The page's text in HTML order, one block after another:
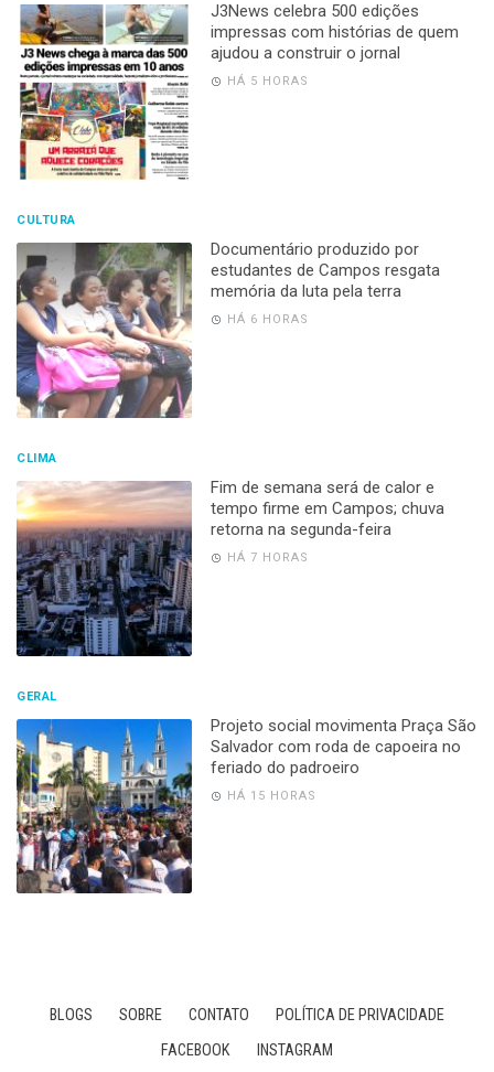
J3News celebra 500 edições
impressas com histórias de quem
ajudou a construir o jornal
HÁ 5 HORAS
CULTURA
Documentário produzido por
estudantes de Campos resgata
memória da luta pela terra
HÁ 6 HORAS
CLIMA
Fim de semana será de calor e
tempo firme em Campos; chuva
retorna na segunda-feira
HÁ 7 HORAS
GERAL
Projeto social movimenta Praça São
Salvador com roda de capoeira no
feriado do padroeiro
HÁ 15 HORAS
BLOGS SOBRE CONTATO
POLÍTICA DE PRIVACIDADE
FACEBOOK
INSTAGRAM